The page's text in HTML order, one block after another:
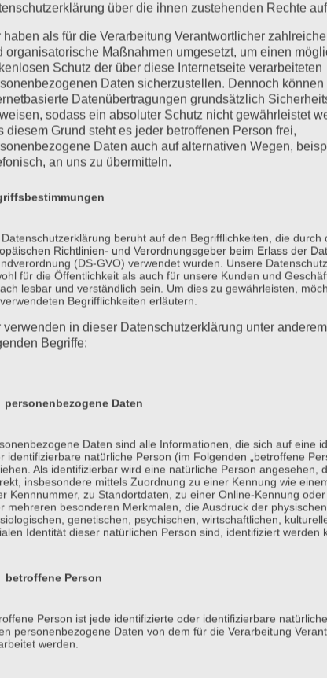
den bestimmten Fall in informierter Weise und
die betroffene Person zu verstehen gibt, dass sie mit der
h4>
sonstiger in den Mitgliedstaaten der Europäischen Union
LocalStorage und SessionStorage. Dies dient dazu, unser
ihr Browser Daten auf Ihrem Computer oder mobilen Gerät
werden. Sie können die Verwendung von Cookies,
Cookies enthalten eine sogenannte Cookie-ID. Eine
konkreten Internetbrowser zugeordnet werden können, in
Person von anderen Internetbrowsern, die andere
werden.
nutzerfreundlichere Services bereitstellen, die ohne
auf unserer Internetseite im Sinne des Benutzers optimiert
ist es, den Nutzern die Verwendung unserer
der Internetseite erneut seine Zugangsdaten eingeben,
Beispiel ist das Cookie eines Warenkorbes im Online-
über die ihnen zustehenden Rechte
haben als für die Verarbeitung Verantwortlicher
organisatorische Maßnahmen umgesetzt, um einen
Schutz der über diese Internetseite verarbeiteten
Daten sicherzustellen. Dennoch können
Datenübertragungen grundsätzlich
sodass ein absoluter Schutz nicht gewährleistet
diesem Grund steht es jeder betroffenen Person frei,
Daten auch auf alternativen Wegen,
an uns zu übermitteln.
Datenschutzerklärung beruht auf den Begrifflichkeiten, die durch
Richtlinien- und Verordnungsgeber beim Erlass der
(DS-GVO) verwendet wurden. Unsere
für die Öffentlichkeit als auch für unsere Kunden und
lesbar und verständlich sein. Um dies zu gewährleisten,
Begrifflichkeiten erläutern.
verwenden in dieser Datenschutzerklärung unter
Begriffe:
Daten
Daten sind alle Informationen, die sich auf eine
identifizierbare natürliche Person (im Folgenden „betroffene
Als identifizierbar wird eine natürliche Person angesehen,
insbesondere mittels Zuordnung zu einer Kennung wie
Kennnummer, zu Standortdaten, zu einer Online-Kennung
mehreren besonderen Merkmalen, die Ausdruck der
genetischen, psychischen, wirtschaftlichen,
Identität dieser natürlichen Person sind, identifiziert werden
Person
Person ist jede identifizierte oder identifizierbare
personenbezogene Daten von dem für die Verarbeitung
werden.